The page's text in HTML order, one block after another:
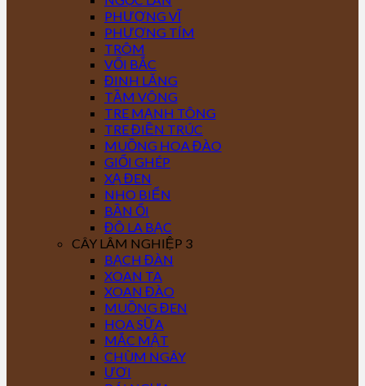
PHƯỢNG VĨ
PHƯỢNG TÍM
TRÔM
VỐI BẮC
ĐINH LĂNG
TẦM VÔNG
TRE MẠNH TÔNG
TRE ĐIỀN TRÚC
MUỒNG HOA ĐÀO
GIỔI GHÉP
XẠ ĐEN
NHO BIỂN
BẦN ỔI
ĐÔ LA BẠC
CÂY LÂM NGHIỆP 3
BẠCH ĐÀN
XOAN TA
XOAN ĐÀO
MUỒNG ĐEN
HOA SỮA
MẮC MẬT
CHÙM NGÂY
ƯƠI